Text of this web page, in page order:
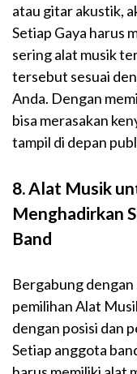
atau gitar akustik,
Setiap Gaya harus
sering alat musik
tersebut sesuai
Anda. Dengan
bisa merasakan
tampil di depan
8. Alat Musik
Menghadirkan
Band
Bergabung
pemilihan Alat
dengan posisi dan
Setiap anggota